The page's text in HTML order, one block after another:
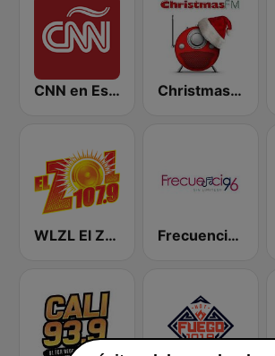
CNN en Español Christmas FM
WLZL El Zol 107.9 FM Frecuencia 96 Radio